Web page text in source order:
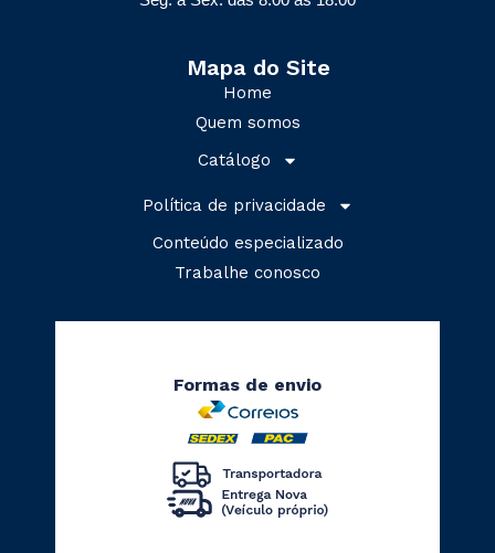
Mapa do Site
Home
Quem somos
Catálogo
Política de privacidade
Conteúdo especializado
Trabalhe conosco
Formas de envio